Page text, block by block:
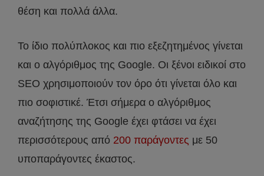
θέση και πολλά άλλα.
Το ίδιο πολύπλοκος και πιο εξεζητημένος γίνεται
και ο αλγόριθμος της Google. Οι ξένοι ειδικοί στο
SEO χρησιμοποιούν τον όρο ότι γίνεται όλο και
πιο σοφιστικέ. Έτσι σήμερα ο αλγόριθμος
αναζήτησης της Google έχει φτάσει να έχει
περισσότερους από 200 παράγοντες με 50
υποπαράγοντες έκαστος.